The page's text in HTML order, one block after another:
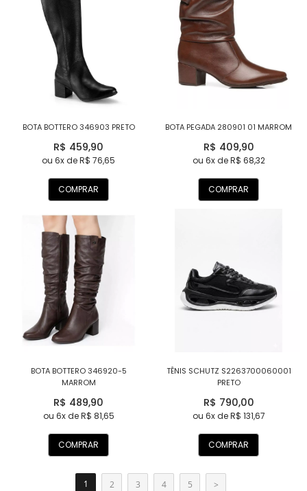
BOTA BOTTERO 346903 PRETO
R$ 459,90
ou 6x de R$ 76,65
COMPRAR
BOTA PEGADA 280901 01 MARROM
R$ 409,90
ou 6x de R$ 68,32
COMPRAR
BOTA BOTTERO 346920-5
MARROM
R$ 489,90
ou 6x de R$ 81,65
COMPRAR
TÊNIS SCHUTZ S2263700060001
PRETO
R$ 790,00
ou 6x de R$ 131,67
COMPRAR
1 2 3 4 5 >